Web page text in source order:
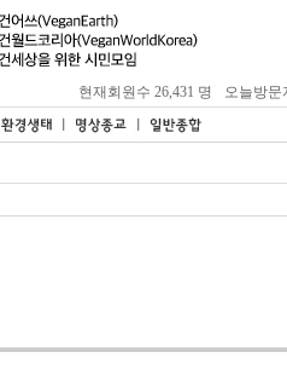
현재회원수 26,431 명 오늘방문